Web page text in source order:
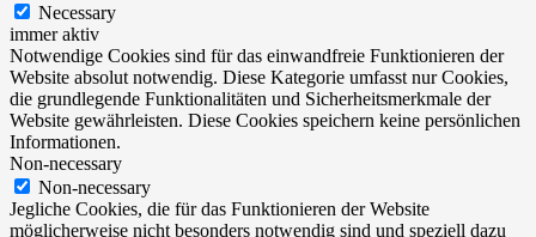
Necessary
immer aktiv
Notwendige Cookies sind für das einwandfreie Funktionieren der
Website absolut notwendig. Diese Kategorie umfasst nur Cookies,
die grundlegende Funktionalitäten und Sicherheitsmerkmale der
Website gewährleisten. Diese Cookies speichern keine persönlichen
Informationen.
Non-necessary
Non-necessary
Jegliche Cookies, die für das Funktionieren der Website
möglicherweise nicht besonders notwendig sind und speziell dazu